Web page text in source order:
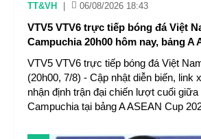
TT&VH 06/08/2026 18:43
VTV5 VTV6 trực tiếp bóng đá Việt
Campuchia 20h00 hôm nay, bảng A
VTV5 VTV6 trực tiếp bóng đá Việt
(20h00, 7/8) - Cập nhật diễn biến, link
nhận định trận đại chiến lượt cuối
Campuchia tại bảng A ASEAN Cup